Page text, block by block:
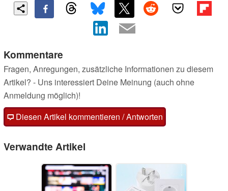
Kommentare
Fragen, Anregungen, zusätzliche Informationen zu diesem
Artikel? - Uns interessiert Deine Meinung (auch ohne
Anmeldung möglich)!
Diesen Artikel kommentieren / Antworten
Verwandte Artikel